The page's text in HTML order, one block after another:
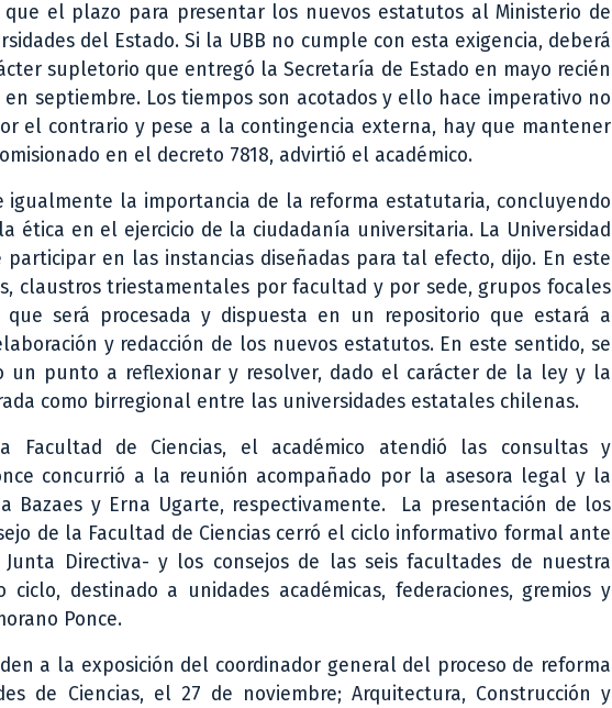
el plazo para presentar los nuevos estatutos al Ministerio de
del Estado. Si la UBB no cumple con esta exigencia, deberá
supletorio que entregó la Secretaría de Estado en mayo recién
septiembre. Los tiempos son acotados y ello hace imperativo no
el contrario y pese a la contingencia externa, hay que mantener
en el decreto 7818, advirtió el académico.
igualmente la importancia de la reforma estatutaria, concluyendo
ética en el ejercicio de la ciudadanía universitaria. La Universidad
en las instancias diseñadas para tal efecto, dijo. En este
claustros triestamentales por facultad y por sede, grupos focales
será procesada y dispuesta en un repositorio que estará a
y redacción de los nuevos estatutos. En este sentido, se
un punto a reflexionar y resolver, dado el carácter de la ley y la
como birregional entre las universidades estatales chilenas.
de Ciencias, el académico atendió las consultas y
concurrió a la reunión acompañado por la asesora legal y la
Bazaes y Erna Ugarte, respectivamente. La presentación de los
de la Facultad de Ciencias cerró el ciclo informativo formal ante
Junta Directiva- y los consejos de las seis facultades de nuestra
destinado a unidades académicas, federaciones, gremios y
Ponce.
a la exposición del coordinador general del proceso de reforma
de Ciencias, el 27 de noviembre; Arquitectura, Construcción y